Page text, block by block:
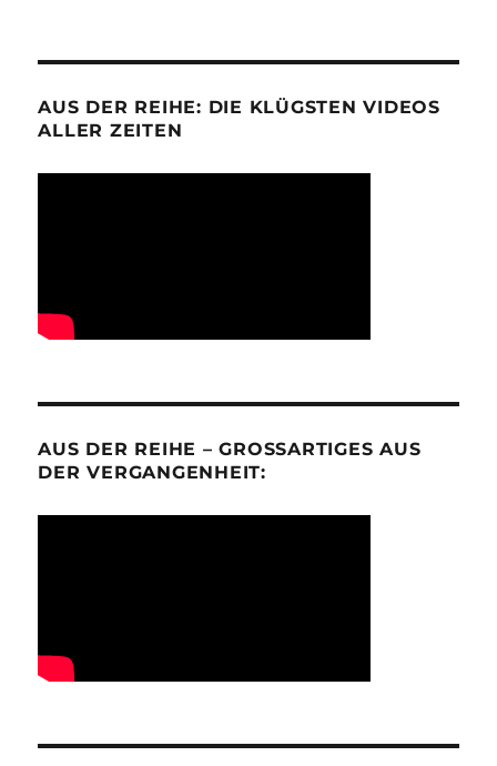
AUS DER REIHE: DIE KLÜGSTEN VIDEOS
ALLER ZEITEN
AUS DER REIHE – GROSSARTIGES AUS D
ER VERGANGENHEIT: